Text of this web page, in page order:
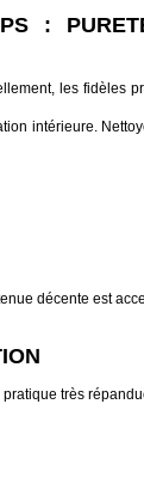
:
les fidèles
intérieure.
décente est
très